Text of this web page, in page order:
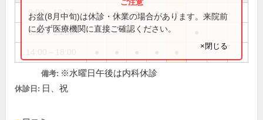
9:00～12:30 ● ● ● ● ●
9:00～13:00
お盆(8月中旬)は休診・休業の場合があります。来院前
に必ず医療機関に直接ご確認ください。
×閉じる
備考: ※水曜日午後は内科休診
休診日: 日、祝